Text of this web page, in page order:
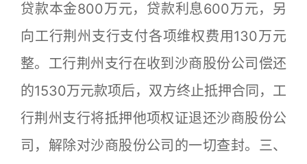
贷款本金800万元，贷款利息600万元，另
向工行荆州支行支付各项维权费用130万元
整。工行荆州支行在收到沙商股份公司偿还
的1530万元款项后，双方终止抵押合同，工
行荆州支行将抵押他项权证退还沙商股份公
司，解除对沙商股份公司的一切查封。三、